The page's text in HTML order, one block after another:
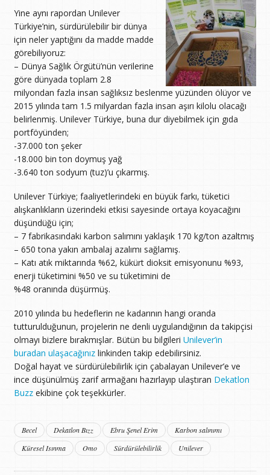
Yine aynı rapordan Unilever
Türkiye’nin, sürdürülebilir bir dünya
için neler yaptığını da madde madde
görebiliyoruz:
– Dünya Sağlık Örgütü’nün verilerine
göre dünyada toplam 2.8
milyondan fazla insan sağlıksız beslenme yüzünden ölüyor ve
2015 yılında tam 1.5 milyardan fazla insan aşırı kilolu olacağı
belirlenmiş. Unilever Türkiye, buna dur diyebilmek için gıda
portföyünden;
-37.000 ton şeker
-18.000 bin ton doymuş yağ
-3.640 ton sodyum (tuz)’u çıkarmış.
Unilever Türkiye; faaliyetlerindeki en büyük farkı, tüketici
alışkanlıkların üzerindeki etkisi sayesinde ortaya koyacağını
düşündüğü için;
– 7 fabrikasındaki karbon salımını yaklaşık 170 kg/ton azaltmış
– 650 tona yakın ambalaj azalımı sağlamış.
– Katı atık miktarında %62, kükürt dioksit emisyonunu %93,
enerji tüketimini %50 ve su tüketimini de
%48 oranında düşürmüş.
2010 yılında bu hedeflerin ne kadarının hangi oranda
tutturulduğunun, projelerin ne denli uygulandığının da takipçisi
olmayı bizlere bırakmışlar. Bütün bu bilgileri Unilever’in
buradan ulaşacağınızlinkinden takip edebilirsiniz.
Doğal hayat ve sürdürülebilirlik için çabalayan Unilever’e ve
ince düşünülmüş zarif armağanı hazırlayıp ulaştıran Dekatlon
Buzzekibine çok teşekkürler.
Becel Dekatlon Bızz Ebru Şenel Erim
Karbon salınımı
Küresel Isınma
Omo Sürdürülebilirlik Unilever